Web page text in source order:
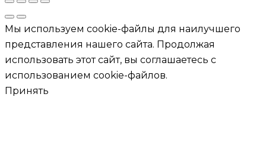
Мы используем cookie-файлы для наилучшего
представления нашего сайта. Продолжая
использовать этот сайт, вы соглашаетесь с
использованием cookie-файлов.
Принять